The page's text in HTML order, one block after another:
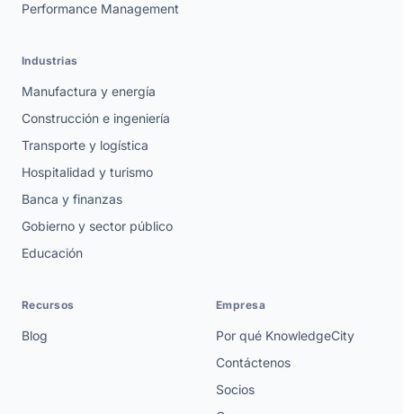
Performance Management
Industrias
Manufactura y energía
Construcción e ingeniería
Transporte y logística
Hospitalidad y turismo
Banca y finanzas
Gobierno y sector público
Educación
Recursos
Blog
Empresa
Por qué KnowledgeCity
Contáctenos
Socios